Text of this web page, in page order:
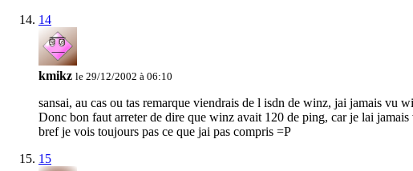
14
kmikz le 29/12/2002 à 06:10
sansai, au cas ou tas remarque viendrais de l isdn de winz, jai jamais vu
Donc bon faut arreter de dire que winz avait 120 de ping, car je lai
bref je vois toujours pas ce que jai pas compris =P
15